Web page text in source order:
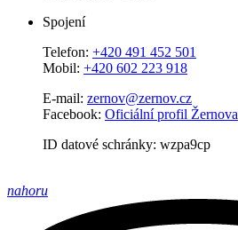
Spojení
Telefon: +420 491 452 501
Mobil: +420 602 223 918
E-mail: zernov@zernov.cz
Facebook: Oficiální profil Žernova
ID datové schránky: wzpa9cp
nahoru